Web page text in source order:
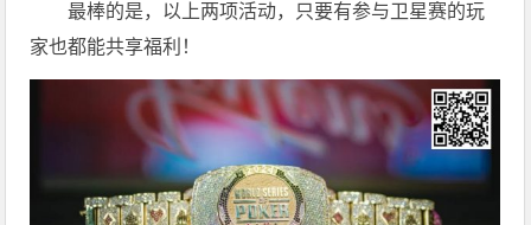
最棒的是，以上两项活动，只要有参与卫星赛的玩
家也都能共享福利！